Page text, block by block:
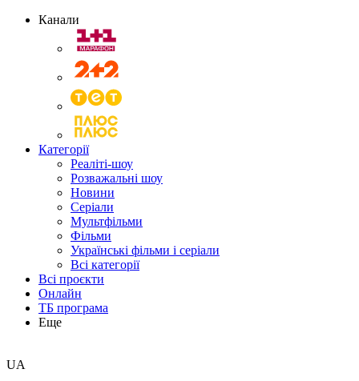
Канали
Категорії
Реаліті-шоу
Розважальні шоу
Новини
Серіали
Мультфільми
Фільми
Українські фільми і серіали
Всі категорії
Всі проєкти
Онлайн
ТБ програма
Еще
UA